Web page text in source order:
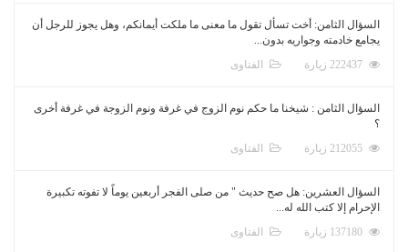
السؤال الثامن: أخت تسأل تقول ما معنى ما ملكت أيمانكم، وهل يجوز للرجل أن
يجامع خادمته وجواريه بدون...
الفتاوى
السؤال الثامن : شيخنا ما حكم نوم الزوج في غرفة ونوم الزوجة في غرفة أخرى
؟
الفتاوى
السؤال العشرين: هل صح حديث " من صلى الفجر أربعين يوماً لا تفوته تكبيرة
الإحرام إلا كتب الله له...
الفتاوى